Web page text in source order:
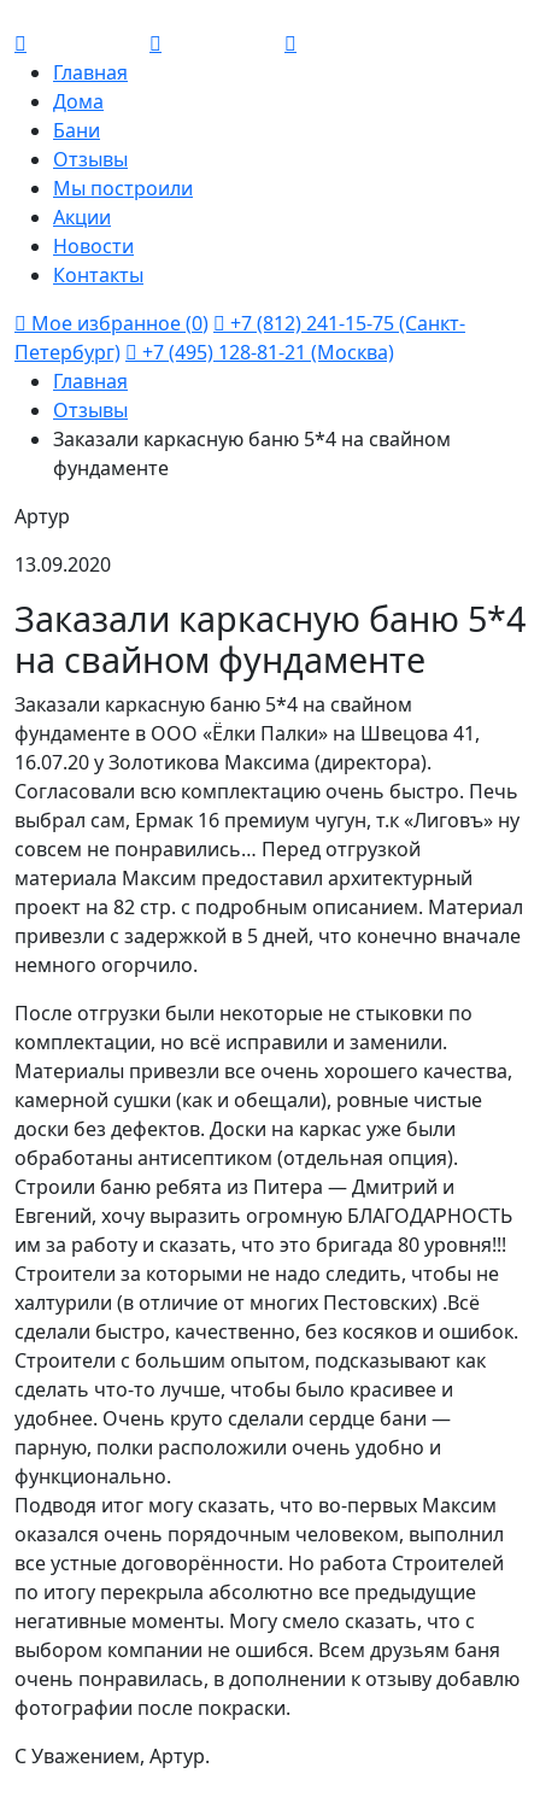
Главная
Дома
Бани
Отзывы
Мы построили
Акции
Новости
Контакты
Мое избранное (0)
+7 (812) 241-15-75 (Санкт-
Петербург)
+7 (495) 128-81-21 (Москва)
Главная
Отзывы
Заказали каркасную баню 5*4 на свайном
фундаменте
Артур
13.09.2020
Заказали каркасную баню 5*4
на свайном фундаменте
Заказали каркасную баню 5*4 на свайном
фундаменте в ООО «Ёлки Палки» на Швецова 41,
16.07.20 у Золотикова Максима (директора).
Согласовали всю комплектацию очень быстро. Печь
выбрал сам, Ермак 16 премиум чугун, т.к «Лиговъ» ну
совсем не понравились… Перед отгрузкой
материала Максим предоставил архитектурный
проект на 82 стр. с подробным описанием. Материал
привезли с задержкой в 5 дней, что конечно вначале
немного огорчило.
После отгрузки были некоторые не стыковки по
комплектации, но всё исправили и заменили.
Материалы привезли все очень хорошего качества,
камерной сушки (как и обещали), ровные чистые
доски без дефектов. Доски на каркас уже были
обработаны антисептиком (отдельная опция).
Строили баню ребята из Питера — Дмитрий и
Евгений, хочу выразить огромную БЛАГОДАРНОСТЬ
им за работу и сказать, что это бригада 80 уровня!!!
Строители за которыми не надо следить, чтобы не
халтурили (в отличие от многих Пестовских) .Всё
сделали быстро, качественно, без косяков и ошибок.
Строители с большим опытом, подсказывают как
сделать что-то лучше, чтобы было красивее и
удобнее. Очень круто сделали сердце бани —
парную, полки расположили очень удобно и
функционально.
Подводя итог могу сказать, что во-первых Максим
оказался очень порядочным человеком, выполнил
все устные договорённости. Но работа Строителей
по итогу перекрыла абсолютно все предыдущие
негативные моменты. Могу смело сказать, что с
выбором компании не ошибся. Всем друзьям баня
очень понравилась, в дополнении к отзыву добавлю
фотографии после покраски.
С Уважением, Артур.